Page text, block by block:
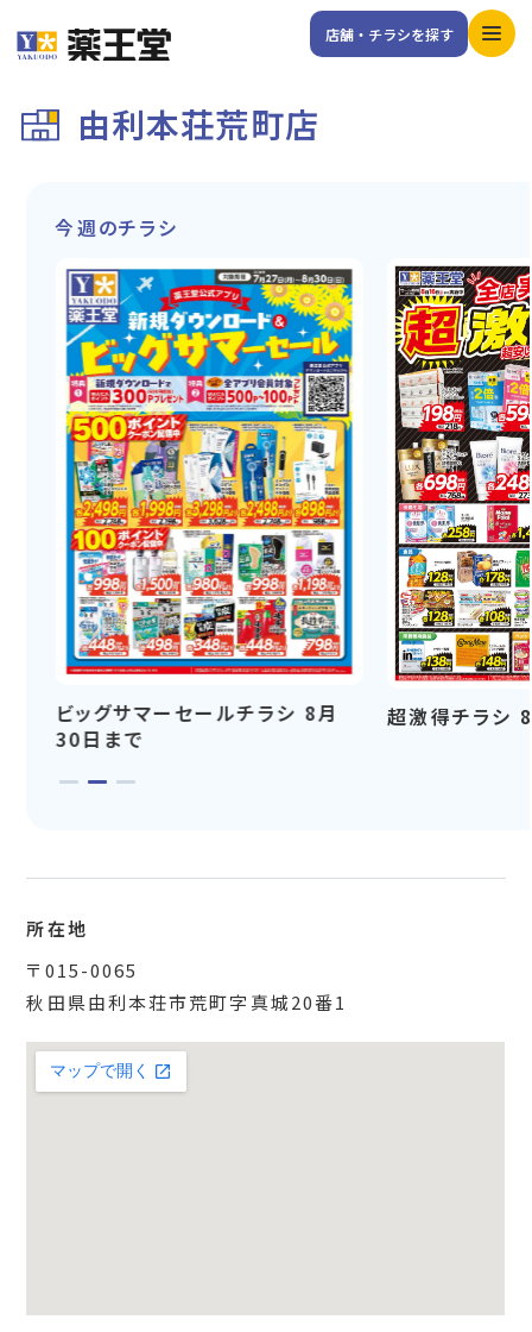
店舗・チラシを探す
由利本荘荒町店
所在地
〒015-0065
秋田県由利本荘市荒町字真城20番1
今週のチラシ
ビッグサマーセールチラシ 8月
30日まで
超激得チラシ